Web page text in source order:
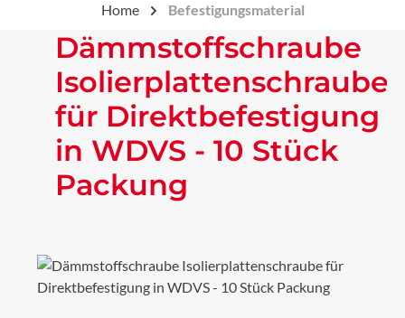
Home Befestigungsmaterial
Dämmstoffschraube
Isolierplattenschraube
für Direktbefestigung
in WDVS - 10 Stück
Packung
Bildergalerie überspringen